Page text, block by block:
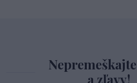
a zľavy!